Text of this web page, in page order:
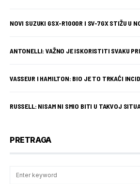
NOVI SUZUKI GSX-R1000R I SV-7GX STIŽU U
ANTONELLI: VAŽNO JE ISKORISTITI SVAKU
VASSEUR I HAMILTON: BIO JE TO TRKAĆI
RUSSELL: NISAM NI SMIO BITI U TAKVOJ
PRETRAGA